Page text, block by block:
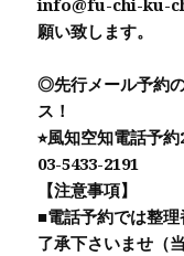
info@fu-chi-ku-
願い致します。
◎先行メール予約
ス！
⭐︎風知空知電話予
03-5433-2191
【注意事項】
■電話予約では整
了承下さいませ（